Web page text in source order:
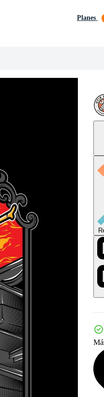
Planes